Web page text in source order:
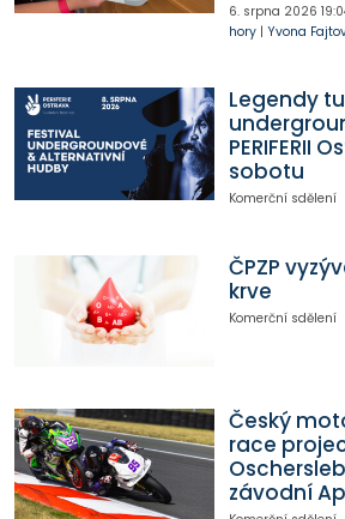
6. srpna 2026
hory| Yvona
Legendy
PERIFERII
sobotu
Komerční sdělení
ČPZP
krve
Komerční sdělení
Český
race
závodní